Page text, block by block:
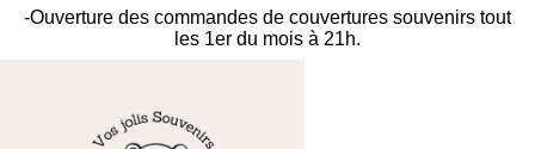
-Ouverture des commandes de couvertures souvenirs tout
les 1er du mois à 21h.